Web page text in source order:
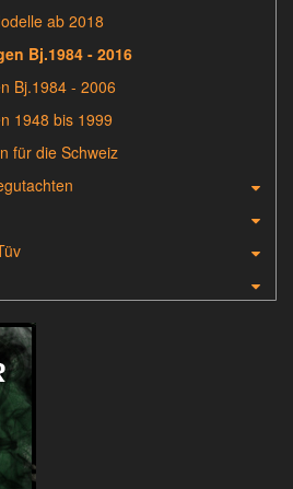
ab 2018
Bj.1984 - 2016
Bj.1984 - 2006
1948 bis 1999
für die Schweiz